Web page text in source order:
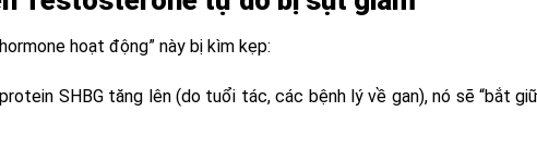
hoạt động” này bị kìm kẹp:
SHBG tăng lên (do tuổi tác, các bệnh lý về gan), nó sẽ “bắt